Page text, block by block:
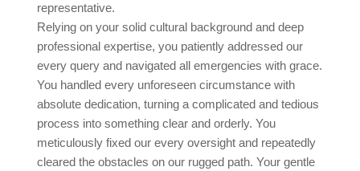
representative.
Relying on your solid cultural background and deep
professional expertise, you patiently addressed our
every query and navigated all emergencies with grace.
You handled every unforeseen circumstance with
absolute dedication, turning a complicated and tedious
process into something clear and orderly. You
meticulously fixed our every oversight and repeatedly
cleared the obstacles on our rugged path. Your gentle